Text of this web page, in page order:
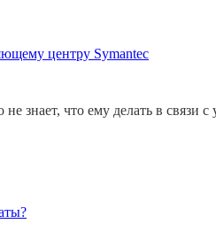
центру Symantec
знает, что ему делать в